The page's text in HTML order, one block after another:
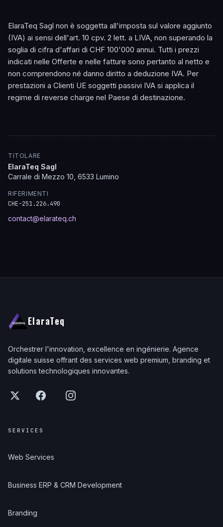
ElaraTeq Sagl non è soggetta all'imposta sul valore aggiunto
(IVA) ai sensi dell'art. 10 cpv. 2 lett. a LIVA, non superando la
soglia di cifra d'affari di CHF 100'000 annui. Tutti i prezzi
indicati nelle Offerte e nelle fatture sono pertanto al netto e
non comprendono né danno diritto a deduzione IVA. Per
prestazioni a Clienti UE soggetti passivi IVA si applica il
regime di reverse charge nel Paese di destinazione.
TITOLARE
ElaraTeq Sagl
Carrale di Mezzo 10, 6533 Lumino
RIFERIMENTI
CHE-251.226.490
contact@elarateq.ch
ElaraTeq
Orchestrer l'innovation, excellence en ingénierie. Agence
digitale suisse offrant des services web premium, branding et
solutions technologiques innovantes.
SERVICES
Web Services
Business ERP & CRM Development
Branding